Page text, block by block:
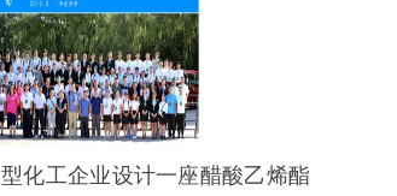
化工企业设计一座醋酸乙烯酯